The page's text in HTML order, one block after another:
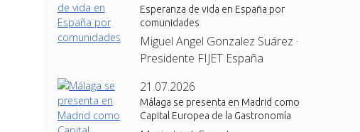
Esperanza de vida en España por
comunidades
Miguel Angel Gonzalez Suárez ·
Presidente FIJET España
21.07.2026
Málaga se presenta en Madrid como
Capital Europea de la Gastronomía